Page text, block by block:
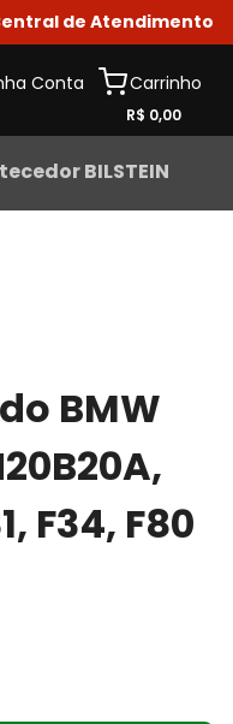
de Atendimento
Conta
R$ 0,00
BILSTEIN
BMW
F34, F80